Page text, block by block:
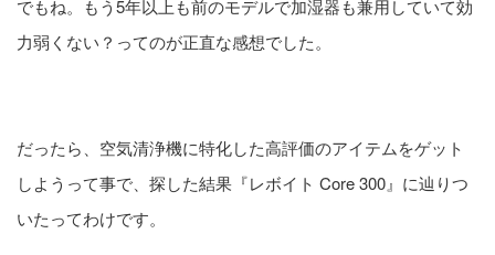
でもね。もう5年以上も前のモデルで加湿器も兼用していて効
力弱くない？ってのが正直な感想でした。
だったら、空気清浄機に特化した高評価のアイテムをゲット
しようって事で、探した結果『レボイト Core 300』に辿りつ
いたってわけです。